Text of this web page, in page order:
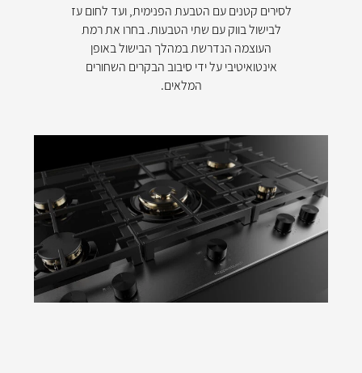
לסירים קטנים עם הטבעת הפנימית, ועד לחום עז
לבישול בווק עם שתי הטבעות. בחרו את רמת
העוצמה הנדרשת במהלך הבישול באופן
אינטואיטיבי על ידי סיבוב הבקרים השחורים
המלאים.